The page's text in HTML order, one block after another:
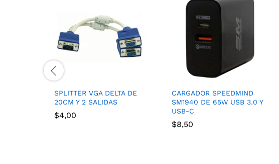
SPLITTER VGA DELTA DE
20CM Y 2 SALIDAS
$4,00
CARGADOR SPEEDMIND
SM1940 DE 65W USB 3.0 Y
USB-C
$8,50